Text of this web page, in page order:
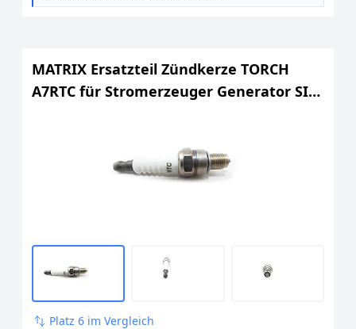
MATRIX Ersatzteil Zündkerze TORCH
A7RTC für Stromerzeuger Generator SIG
Platz 6 im Vergleich